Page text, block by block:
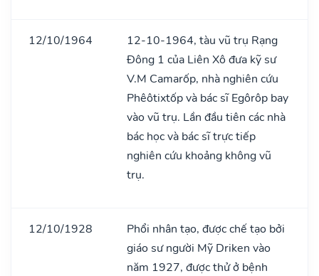
12/10/1964
12-10-1964, tàu vũ trụ Rạng
Đông 1 của Liên Xô đưa kỹ sư
V.M Camarốp, nhà nghiên cứu
Phêôtixtốp và bác sĩ Egôrôp bay
vào vũ trụ. Lần đầu tiên các nhà
bác học và bác sĩ trực tiếp
nghiên cứu khoảng không vũ
trụ.
12/10/1928
Phổi nhân tạo, được chế tạo bởi
giáo sư người Mỹ Driken vào
năm 1927, được thử ở bệnh